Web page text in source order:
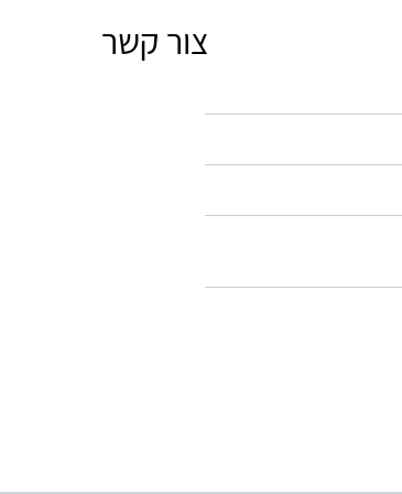
צור קשר